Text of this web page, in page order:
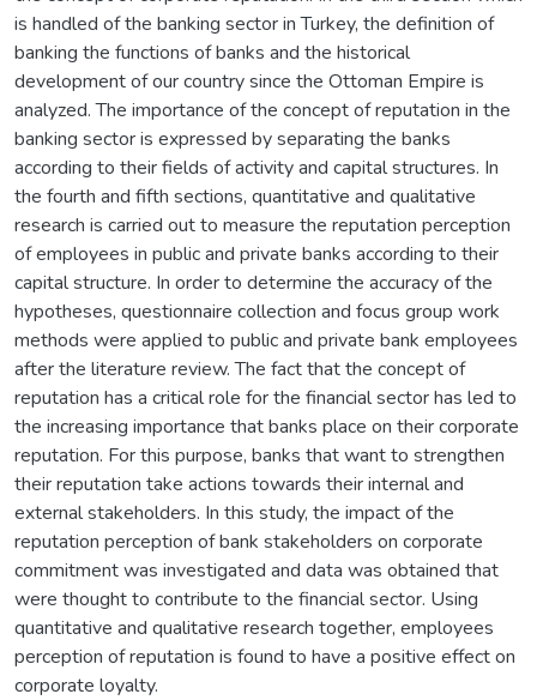
is handled of the banking sector in Turkey, the definition of
banking the functions of banks and the historical
development of our country since the Ottoman Empire is
analyzed. The importance of the concept of reputation in the
banking sector is expressed by separating the banks
according to their fields of activity and capital structures. In
the fourth and fifth sections, quantitative and qualitative
research is carried out to measure the reputation perception
of employees in public and private banks according to their
capital structure. In order to determine the accuracy of the
hypotheses, questionnaire collection and focus group work
methods were applied to public and private bank employees
after the literature review. The fact that the concept of
reputation has a critical role for the financial sector has led to
the increasing importance that banks place on their corporate
reputation. For this purpose, banks that want to strengthen
their reputation take actions towards their internal and
external stakeholders. In this study, the impact of the
reputation perception of bank stakeholders on corporate
commitment was investigated and data was obtained that
were thought to contribute to the financial sector. Using
quantitative and qualitative research together, employees
perception of reputation is found to have a positive effect on
corporate loyalty.